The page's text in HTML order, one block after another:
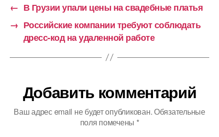
← В Грузии упали цены на свадебные платья
→ Российские компании требуют соблюдать
дресс-код на удаленной работе
Добавить комментарий
Ваш адрес email не будет опубликован.Обязательные
поля помечены *